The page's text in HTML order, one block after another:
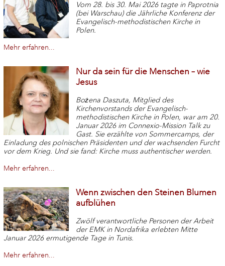
Vom 28. bis 30. Mai 2026 tagte in Paprotnia
(bei Warschau) die Jährliche Konferenz der
Evangelisch-methodistischen Kirche in
Polen.
Mehr erfahren...
Nur da sein für die Menschen – wie
Jesus
Bożena Daszuta, Mitglied des
Kirchenvorstands der Evangelisch-
methodistischen Kirche in Polen, war am 20.
Januar 2026 im Connexio-Mission Talk zu
Gast. Sie erzählte von Sommercamps, der
Einladung des polnischen Präsidenten und der wachsenden Furcht
vor dem Krieg. Und sie fand: Kirche muss authentischer werden.
Mehr erfahren...
Wenn zwischen den Steinen Blumen
aufblühen
Zwölf verantwortliche Personen der Arbeit
der EMK in Nordafrika erlebten Mitte
Januar 2026 ermutigende Tage in Tunis.
Mehr erfahren...